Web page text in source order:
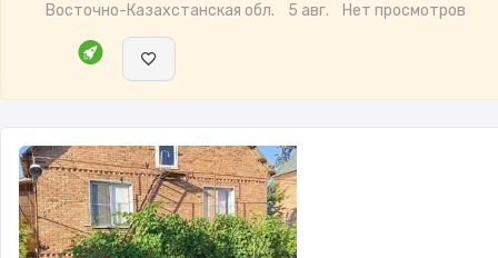
Восточно-Казахстанская обл. 5 авг. Нет просмотров